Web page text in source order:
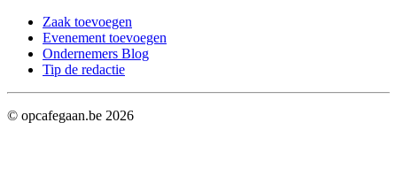
Zaak toevoegen
Evenement toevoegen
Ondernemers Blog
Tip de redactie
© opcafegaan.be 2026